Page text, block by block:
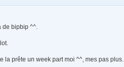
de bipbip ^^.
la prête un week part moi ^^, mes pas plus.